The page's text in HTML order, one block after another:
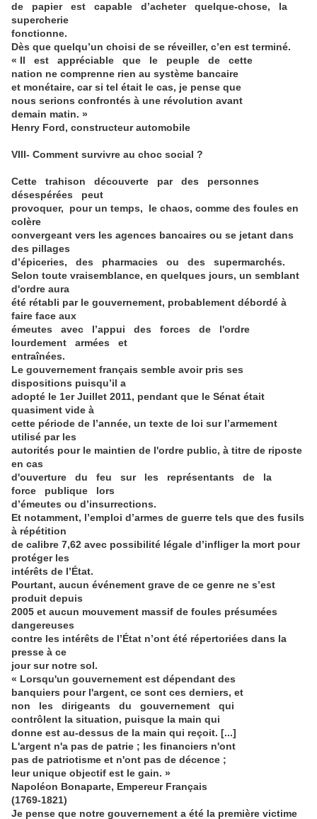
de papier est capable d’acheter quelque-chose, la
supercherie
fonctionne.
Dès que quelqu’un choisi de se réveiller, c’en est terminé.
« Il est appréciable que le peuple de cette
nation ne comprenne rien au système bancaire
et monétaire, car si tel était le cas, je pense que
nous serions confrontés à une révolution avant
demain matin. »
Henry Ford, constructeur automobile
VIII- Comment survivre au choc social ?
Cette trahison découverte par des personnes
désespérées peut
provoquer, pour un temps, le chaos, comme des foules en
colère
convergeant vers les agences bancaires ou se jetant dans
des pillages
d’épiceries, des pharmacies ou des supermarchés.
Selon toute vraisemblance, en quelques jours, un semblant
d'ordre aura
été rétabli par le gouvernement, probablement débordé à
faire face aux
émeutes avec l’appui des forces de l'ordre
lourdement armées et
entraînées.
Le gouvernement français semble avoir pris ses
dispositions puisqu’il a
adopté le 1er Juillet 2011, pendant que le Sénat était
quasiment vide à
cette période de l’année, un texte de loi sur l’armement
utilisé par les
autorités pour le maintien de l'ordre public, à titre de riposte
en cas
d'ouverture du feu sur les représentants de la
force publique lors
d’émeutes ou d’insurrections.
Et notamment, l’emploi d’armes de guerre tels que des fusils
à répétition
de calibre 7,62 avec possibilité légale d’infliger la mort pour
protéger les
intérêts de l’État.
Pourtant, aucun événement grave de ce genre ne s’est
produit depuis
2005 et aucun mouvement massif de foules présumées
dangereuses
contre les intérêts de l’État n’ont été répertoriées dans la
presse à ce
jour sur notre sol.
« Lorsqu'un gouvernement est dépendant des
banquiers pour l'argent, ce sont ces derniers, et
non les dirigeants du gouvernement qui
contrôlent la situation, puisque la main qui
donne est au-dessus de la main qui reçoit. [...]
L'argent n'a pas de patrie ; les financiers n'ont
pas de patriotisme et n'ont pas de décence ;
leur unique objectif est le gain. »
Napoléon Bonaparte, Empereur Français
(1769-1821)
Je pense que notre gouvernement a été la première victime